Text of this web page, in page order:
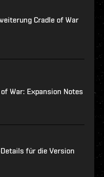
Cradle of War
of War: Expansion Notes
für die Version